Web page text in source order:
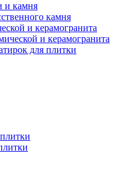
и камня
камня
и керамогранита
и керамогранита
для плитки